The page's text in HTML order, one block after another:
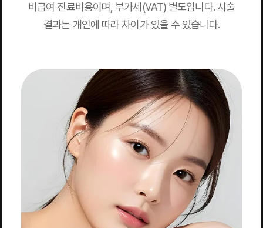
비급여 진료비용이며, 부가세(VAT) 별도입니다. 시술
결과는 개인에 따라 차이가 있을 수 있습니다.